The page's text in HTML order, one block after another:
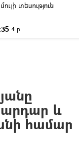
տեսություն
4 ր
և
համար